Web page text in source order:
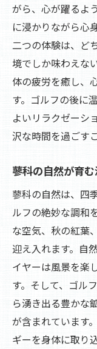
がら、心が躍るよ
に浸かりながら心
二つの体験は、ど
境でしか味わえな
体の疲労を癒し、
す。ゴルフの後に
よいリラクゼーシ
沢な時間を過ごす
蓼科の自然が育
蓼科の自然は、四
ルフの絶妙な調和
な空気、秋の紅葉
迎え入れます。自
イヤーは風景を楽
す。そして、ゴル
ら湧き出る豊かな
が含まれています
ギーを身体に取り